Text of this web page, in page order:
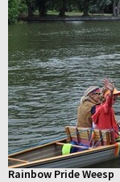
Rainbow Pride Weesp